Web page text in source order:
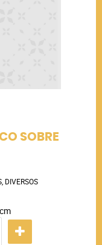
SOBRE
DIVERSOS